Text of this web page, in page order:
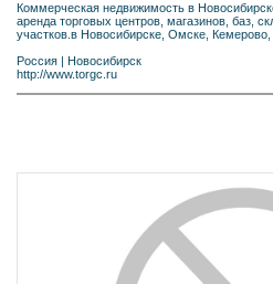
Коммерческая недвижимость в
аренда торговых центров, магазинов, баз,
участков.в Новосибирске, Омске, Кемерово,
Россия | Новосибирск
http://www.torgc.ru